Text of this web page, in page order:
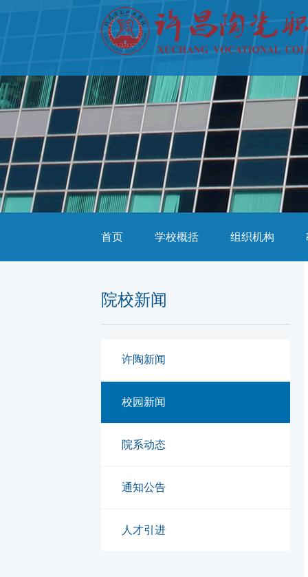
首页 学校概括 组织机构
院校新闻
许陶新闻
校园新闻
院系动态
通知公告
人才引进